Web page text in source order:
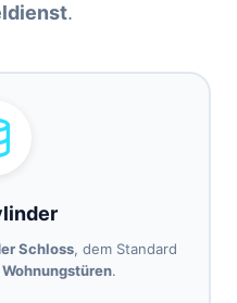
.
Schloss, dem Standard
Wohnungstüren.